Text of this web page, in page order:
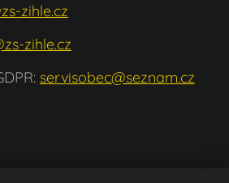
zihle.cz
zihle.cz
servisobec@seznam.cz